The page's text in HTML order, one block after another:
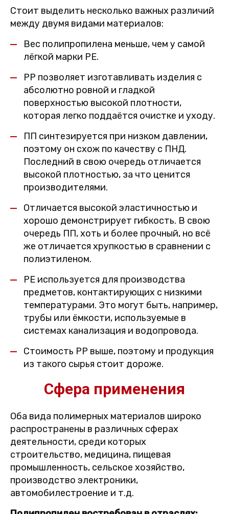
Стоит выделить несколько важных различий
между двумя видами материалов:
Вес полипропилена меньше, чем у самой
лёгкой марки PE.
PP позволяет изготавливать изделия с
абсолютно ровной и гладкой
поверхностью высокой плотности,
которая легко поддаётся очистке и уходу.
ПП синтезируется при низком давлении,
поэтому он схож по качеству с ПНД.
Последний в свою очередь отличается
высокой плотностью, за что ценится
производителями.
Отличается высокой эластичностью и
хорошо демонстрирует гибкость. В свою
очередь ПП, хоть и более прочный, но всё
же отличается хрупкостью в сравнении с
полиэтиленом.
PE используется для производства
предметов, контактирующих с низкими
температурами. Это могут быть, например,
трубы или ёмкости, используемые в
системах канализация и водопровода.
Стоимость PP выше, поэтому и продукция
из такого сырья стоит дороже.
Сфера применения
Оба вида полимерных материалов широко
распространены в различных сферах
деятельности, среди которых
строительство, медицина, пищевая
промышленность, сельское хозяйство,
производство электроники,
автомобилестроение и т.д.